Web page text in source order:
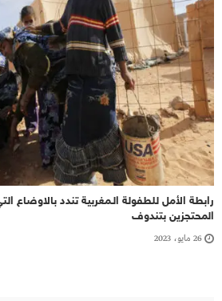
رابطة الأمل للطفولة الـمغربية تندد بالاوضاع
المحتجزين بتندوف
26 مايو، 2023